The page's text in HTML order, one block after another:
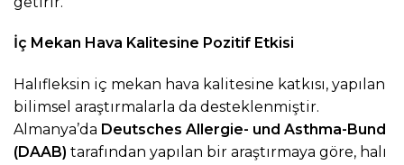
İç Mekan Hava Kalitesine Pozitif Etkisi
Halıfleksin iç mekan hava kalitesine katkısı, yapılan
bilimsel araştırmalarla da desteklenmiştir.
Almanya’da Deutsches Allergie- und Asthma-Bund
(DAAB) tarafından yapılan bir araştırmaya göre, halı